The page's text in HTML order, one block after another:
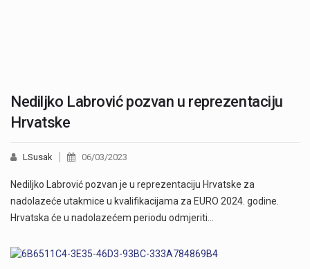
Nediljko Labrović pozvan u reprezentaciju
Hrvatske
LSusak 06/03/2023
Nediljko Labrović pozvan je u reprezentaciju Hrvatske za
nadolazeće utakmice u kvalifikacijama za EURO 2024. godine.
Hrvatska će u nadolazećem periodu odmjeriti…